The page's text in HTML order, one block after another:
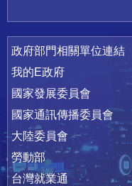
政府部門相關單位連結
我的E政府
國家發展委員會
國家通訊傳播委員會
大陸委員會
勞動部
台灣就業通